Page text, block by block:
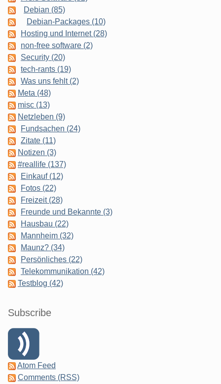
Debian (85)
Debian-Packages (10)
Hosting und Internet (28)
non-free software (2)
Security (20)
tech-rants (19)
Was uns fehlt (2)
Meta (48)
misc (13)
Netzleben (9)
Fundsachen (24)
Zitate (11)
Notizen (3)
#reallife (137)
Einkauf (12)
Fotos (22)
Freizeit (28)
Freunde und Bekannte (3)
Hausbau (22)
Mannheim (32)
Maunz? (34)
Persönliches (22)
Telekommunikation (42)
Testblog (42)
Subscribe
Atom Feed
Comments (RSS)